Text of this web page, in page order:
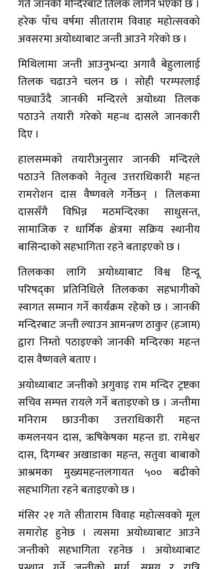
गते जानकी मन्दिरबाट तिलक लगिने भएको छ ।
हरेक पाँच वर्षमा सीताराम विवाह महोत्सवको
अवसरमा अयोध्याबाट जन्ती आउने गरेको छ ।
मिथिलामा जन्ती आउनुभन्दा अगावै बेहुलालाई
तिलक चढाउने चलन छ । सोही परम्परलाई
पछ्याउँदै जानकी मन्दिरले अयोध्या तिलक
पठाउने तयारी गरेको महन्थ दासले जानकारी
दिए ।
हालसम्मको तयारीअनुसार जानकी मन्दिरले
पठाउने तिलकको नेतृत्व उत्तराधिकारी महन्त
रामरोशन दास वैष्णवले गर्नेछन् । तिलकमा
दाससँगै विभिन्न मठमन्दिरका साधुसन्त,
सामाजिक र धार्मिक क्षेत्रमा सक्रिय स्थानीय
बासिन्दाको सहभागिता रहने बताइएको छ ।
तिलकका लागि अयोध्याबाट विश्व हिन्दू
परिषद्का प्रतिनिधिले तिलकका सहभागीको
स्वागत सम्मान गर्ने कार्यक्रम रहेको छ । जानकी
मन्दिरबाट जन्ती ल्याउन आमन्त्रण ठाकुर (हजाम)
द्वारा निम्तो पठाइएको जानकी मन्दिरका महन्त
दास वैष्णवले बताए ।
अयोध्याबाट जन्तीको अगुवाइ राम मन्दिर ट्रष्टका
सचिव सम्पत्त रायले गर्ने बताइएको छ । जन्तीमा
मनिराम छाउनीका उत्तराधिकारी महन्त
कमलनयन दास, ऋषिकेषका महन्त डा. रामेश्वर
दास, दिगम्बर अखाडाका महन्त, सतुवा बाबाको
आश्रमका मुख्यमहन्तलगायत ५०० बढीको
सहभागिता रहने बताइएको छ ।
मंसिर २१ गते सीताराम विवाह महोत्सवको मूल
समारोह हुनेछ । त्यसमा अयोध्याबाट आउने
जन्तीको सहभागिता रहनेछ । अयोध्याबाट